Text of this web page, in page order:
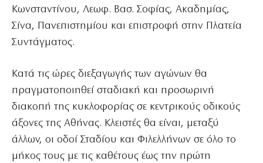
Κωνσταντίνου, Λεωφ. Βασ. Σοφίας, Ακαδημίας,
Σίνα, Πανεπιστημίου και επιστροφή στην Πλατεία
Συντάγματος.
Κατά τις ώρες διεξαγωγής των αγώνων θα
πραγματοποιηθεί σταδιακή και προσωρινή
διακοπή της κυκλοφορίας σε κεντρικούς οδικούς
άξονες της Αθήνας. Κλειστές θα είναι, μεταξύ
άλλων, οι οδοί Σταδίου και Φιλελλήνων σε όλο το
μήκος τους με τις καθέτους έως την πρώτη